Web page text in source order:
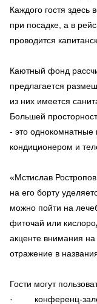
Каждого гостя здесь
при посадке, а в
проводится
Каютный фонд
предлагается
из них имеется
Большей
- это однокомнатные
кондиционером и
«Мстислав
на его борту
можно пойти на
фиточай или
акценте внимания
отражение в
Гости могут
· конференц-